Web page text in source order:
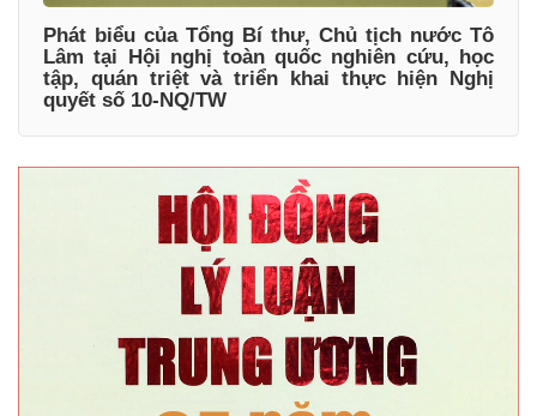
Phát biểu của Tổng Bí thư, Chủ tịch nước Tô
Lâm tại Hội nghị toàn quốc nghiên cứu, học
tập, quán triệt và triển khai thực hiện Nghị
quyết số 10-NQ/TW